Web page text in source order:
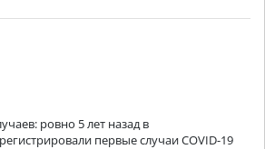
ровно 5 лет назад в
первые случаи COVID-19